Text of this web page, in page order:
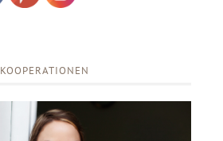
KOOPERATIONEN